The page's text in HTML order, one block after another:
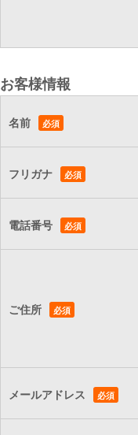
お客様情報
名前
フリガナ
電話番号
ご住所
メールアドレス